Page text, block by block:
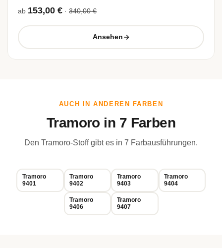
ab 153,00 € · 340,00 €
Ansehen
AUCH IN ANDEREN FARBEN
Tramoro in 7 Farben
Den Tramoro-Stoff gibt es in 7 Farbausführungen.
Tramoro
9401
Tramoro
9402
Tramoro
9403
Tramoro
9404
Tramoro
9406
Tramoro
9407